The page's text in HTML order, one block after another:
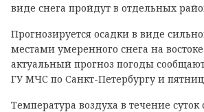
виде снега пройдут в отдельных
Прогнозируется осадки в виде
местами умеренного снега на
актуальный прогноз погоды
ГУ МЧС по Санкт-Петербургу и
Температура воздуха в течение суток